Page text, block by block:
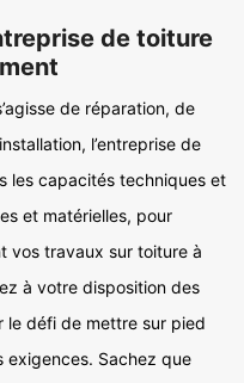
de toiture
de réparation, de
l’entreprise de
les capacités techniques et
et matérielles, pour
vos travaux sur toiture à
à votre disposition des
le défi de mettre sur pied
exigences. Sachez que